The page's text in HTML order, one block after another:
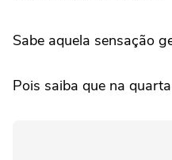
Sabe aquela sensação
Pois saiba que na